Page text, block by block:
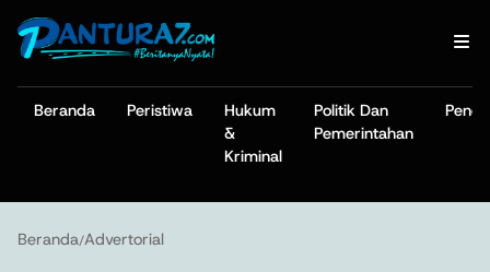
Beranda Peristiwa
Hukum
&
Kriminal
Politik Dan
Pemerintahan
Beranda/Advertorial